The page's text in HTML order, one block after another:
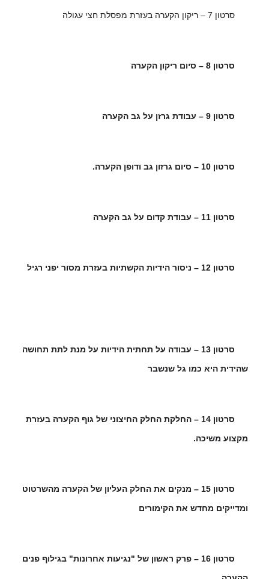
סרטון 7 – ריקון הקערה בעזרת מפסלת חצי עגולה
סרטון 8 – סיום ריקון הקערה
סרטון 9 – עבודת גרזן על גב הקערה
סרטון 10 – סיום גרזון גב ודופן הקערה.
סרטון 11 – עבודת קדום על גב הקערה
סרטון 12 – ניסור הידיות הקשתיות בעזרת מסור יפני רגיל
סרטון 13 – עבודה על תחתית הידיות על מנת לתת תחושה
שהידית היא כמו גל שנשבר
סרטון 14 – החלקת החלק החיצוני של גוף הקערה בעזרת
מקצוע משיכה.
סרטון 15 – מנקים את החלק העליון של הקערה מהשרטוט
ומדייקים מחדש את הקימורים
סרטון 16 – פרק ראשון של "נגיעות אחרונות" בגילוף פנים